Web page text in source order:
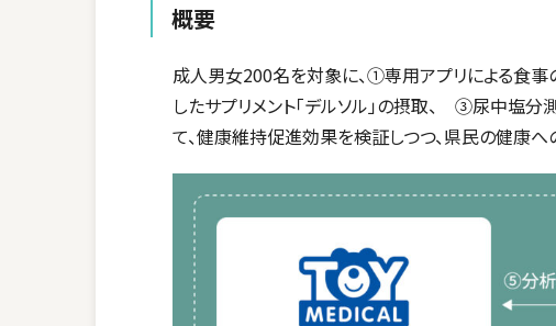
概要
成人男女200名を対象に、①専用アプリによる食
したサプリメント「デルソル」の摂取、 ③尿中塩
て、健康維持促進効果を検証しつつ、県民の健康へ